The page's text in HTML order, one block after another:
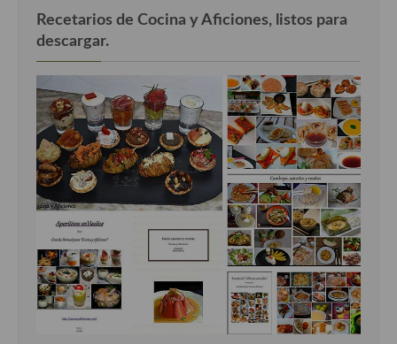
Recetarios de Cocina y Aficiones, listos para
descargar.